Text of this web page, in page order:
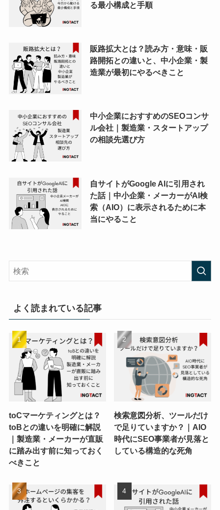
る最小構成と手順
販路拡大とは？読み方・意味・販
路開拓との違いと、中小企業・製
造業が最初にやるべきこと
中小企業におすすめのSEOコンサ
ル会社｜製造業・スタートアップ
の相談先選び方
自サイトがGoogle AIに引用され
た話｜中小企業・メーカーがAI検
索（AIO）に表示されるために本
当にやること
よく読まれている記事
toCマーケティングとは？
toBとの違いを明確に解説
｜製造業・メーカーが直販
に踏み出す前に知っておく
べきこと
検索意図分析、ツールだけ
で足りていますか？｜AIO
時代にSEO事業者が見落と
している構造的な死角